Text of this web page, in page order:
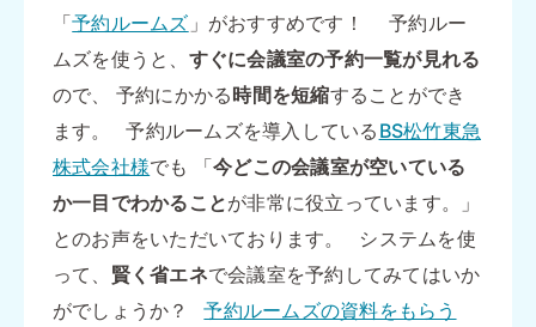
「予約ルームズ 」がおすすめです！ 予約ルー
ムズを使うと、 すぐに会議室の予約一覧が見れる
ので、 予約にかかる時間を短縮することができ
ます。 予約ルームズを導入している BS松竹東急
株式会社様でも 「今どこの会議室が空いている
か一目でわかることが非常に役立っています。」
とのお声をいただいております。 システムを使
って、 賢く省エネで会議室を予約してみてはいか
がでしょうか？予約ルームズの資料をもらう